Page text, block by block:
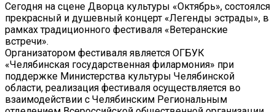
Сегодня на сцене Дворца культуры «Октябрь», состоялся
прекрасный и душевный концерт «Легенды эстрады», в
рамках традиционного фестиваля «Ветеранские
встречи».
Организатором фестиваля является ОГБУК
«Челябинская государственная филармония» при
поддержке Министерства культуры Челябинской
области, реализация фестиваля осуществляется во
взаимодействии с Челябинским Региональным